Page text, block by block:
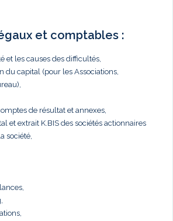
et comptables :
et les causes des difficultés,
du capital (pour les Associations,
de résultat et annexes,
et extrait K.BIS des sociétés actionnaires
société,